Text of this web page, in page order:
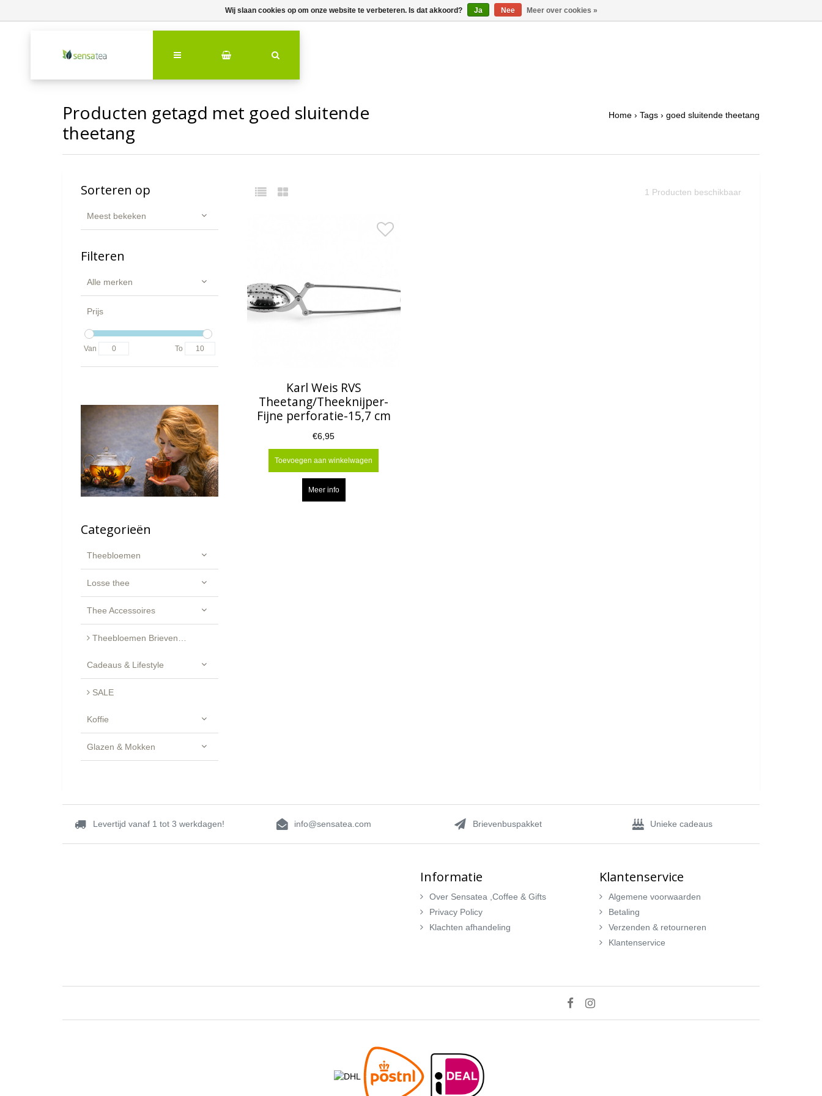
Producten getagd met goed sluitende
theetang
Home › Tags › goed sluitende theetang
1 Producten beschikbaar
Sorteren op
Meest bekeken
Filteren
Alle merken
Prijs
Van To
Categorieën
Theebloemen
Losse thee
Thee Accessoires
Theebloemen Brievenbus Cadeau - Luxe Geschenkset
Cadeaus & Lifestyle
SALE
Koffie
Glazen & Mokken
Karl Weis RVS
Theetang/Theeknijper-
Fijne perforatie-15,7 cm
€6,95
Toevoegen aan winkelwagen
Meer info
Levertijd vanaf 1 tot 3 werkdagen! info@sensatea.com Brievenbuspakket Unieke cadeaus
Informatie
Over Sensatea ,Coffee & Gifts
Privacy Policy
Klachten afhandeling
Klantenservice
Algemene voorwaarden
Betaling
Verzenden & retourneren
Klantenservice
Wij slaan cookies op om onze website te verbeteren. Is dat akkoord? Ja Nee Meer over cookies »